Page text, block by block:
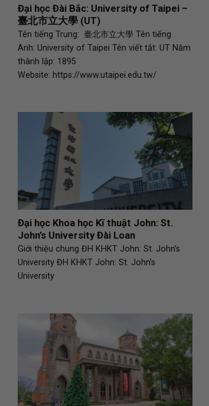
Đại học Đài Bắc: University of Taipei –
臺北市立大學 (UT)
Tên tiếng Trung: 臺北市立大學 Tên tiếng
Anh: University of Taipei Tên viết tắt: UT Năm
thành lập: 1895
Website: https://www.utaipei.edu.tw/
Đại học Khoa học Kĩ thuật John: St.
John’s University Đài Loan
Giới thiệu chung ĐH KHKT John: St. John’s
University ĐH KHKT John: St. John’s
University